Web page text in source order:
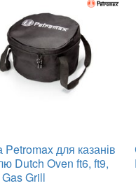
для казанів
Dutch Oven ft6, ft9,
Grill